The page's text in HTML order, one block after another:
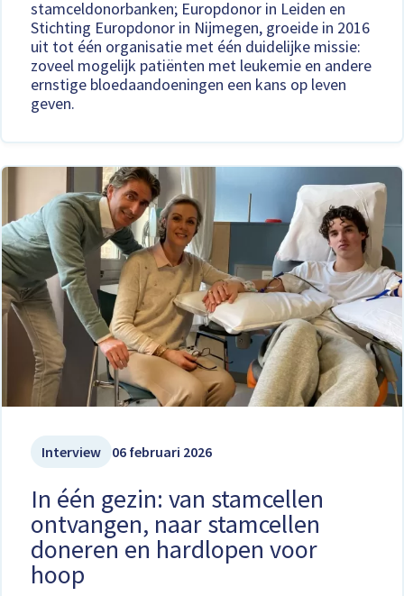
stamceldonorbanken; Europdonor in Leiden en
Stichting Europdonor in Nijmegen, groeide in 2016
uit tot één organisatie met één duidelijke missie:
zoveel mogelijk patiënten met leukemie en andere
ernstige bloedaandoeningen een kans op leven
geven.
Interview 06 februari 2026
In één gezin: van stamcellen
ontvangen, naar stamcellen
doneren en hardlopen voor
hoop